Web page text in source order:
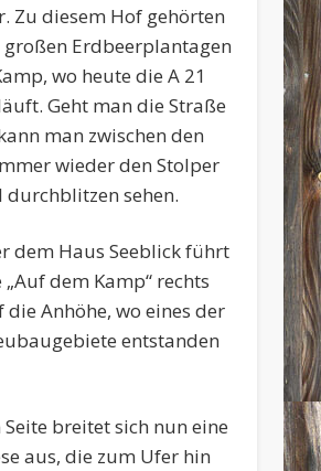
Zu diesem Hof gehörten
Erdbeerplantagen
wo heute die A 21
Geht man die Straße
man zwischen den
wieder den Stolper
durchblitzen sehen.
dem Haus Seeblick führt
dem Kamp“ rechts
Anhöhe, wo eines der
entstanden
breitet sich nun eine
aus, die zum Ufer hin